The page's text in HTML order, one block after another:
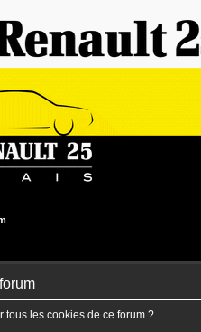
tous les cookies de ce forum ?